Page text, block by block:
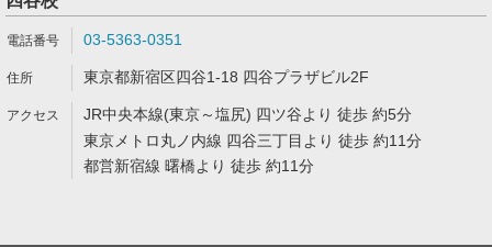
03-5363-0351
東京都新宿区四谷1-18 四谷プラザビル2F
JR中央本線(東京～塩尻) 四ツ谷より 徒歩 約5分
東京メトロ丸ノ内線 四谷三丁目より 徒歩 約11分
都営新宿線 曙橋より 徒歩 約11分